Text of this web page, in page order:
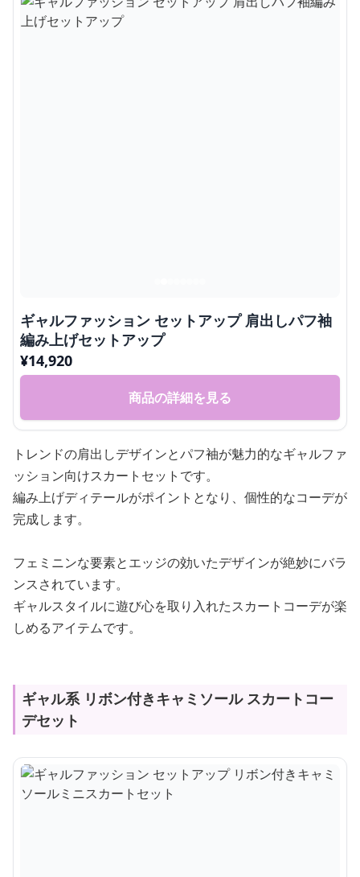
ギャルファッション セットアップ 肩出しパフ袖
編み上げセットアップ
¥14,920
商品の詳細を見る
トレンドの肩出しデザインとパフ袖が魅力的なギャルファ
ッション向けスカートセットです。
編み上げディテールがポイントとなり、個性的なコーデが
完成します。
フェミニンな要素とエッジの効いたデザインが絶妙にバラ
ンスされています。
ギャルスタイルに遊び心を取り入れたスカートコーデが楽
しめるアイテムです。
ギャル系 リボン付きキャミソール スカートコー
デセット